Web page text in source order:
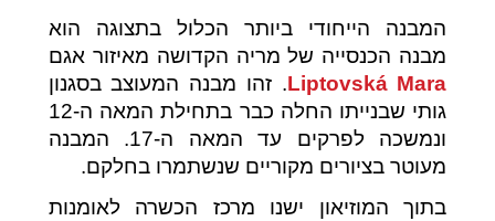
המבנה הייחודי ביותר הכלול בתצוגה הוא
מבנה הכנסייה של מריה הקדושה מאיזור אגם
Liptovská Mara. זהו מבנה המעוצב בסגנון
גותי שבנייתו החלה כבר בתחילת המאה ה-12
ונמשכה לפרקים עד המאה ה-17. המבנה
מעוטר בציורים מקוריים שנשתמרו בחלקם.
בתוך המוזיאון ישנו מרכז הכשרה לאומנות